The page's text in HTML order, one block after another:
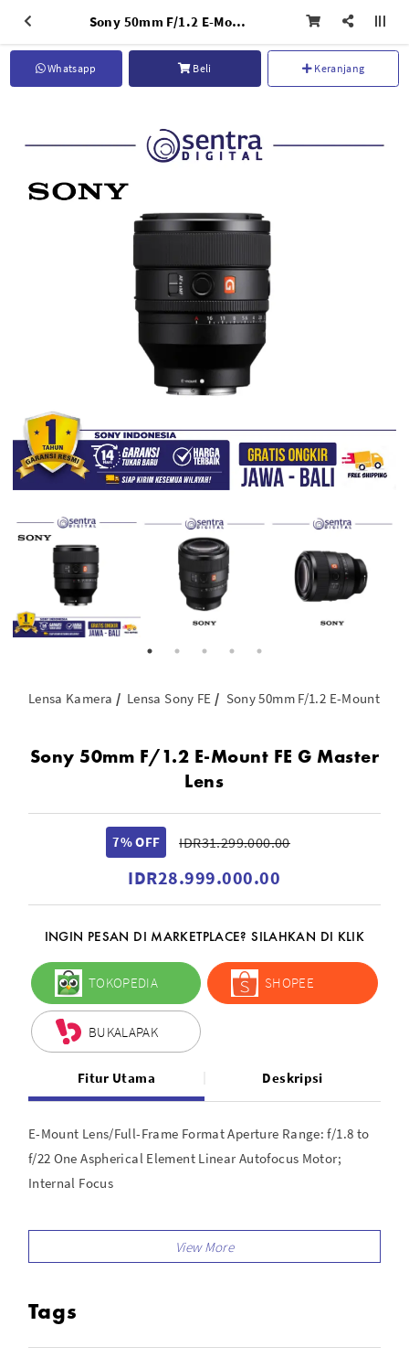
Sony 50mm F/1.2 E-Mount FE G Master Lens
Whatsapp Beli Keranjang
Lensa Kamera Lensa Sony FE Sony 50mm F/1.2 E-Mount FE
Sony 50mm F/1.2 E-Mount FE G Master
Lens
7% OFF IDR31.299.000.00
IDR28.999.000.00
INGIN PESAN DI MARKETPLACE? SILAHKAN DI KLIK
TOKOPEDIA SHOPEE
BUKALAPAK
Fitur Utama Deskripsi
E-Mount Lens/Full-Frame Format Aperture Range: f/1.8 to
f/22 One Aspherical Element Linear Autofocus Motor;
Internal Focus
Tags